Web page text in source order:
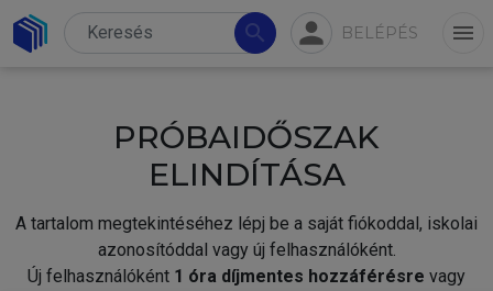
search person BELÉPÉS menu
PRÓBAIDŐSZAK
ELINDÍTÁSA
A tartalom megtekintéséhez lépj be a saját fiókoddal, iskolai
azonosítóddal vagy új felhasználóként.
Új felhasználóként 1 óra díjmentes hozzáférésre vagy